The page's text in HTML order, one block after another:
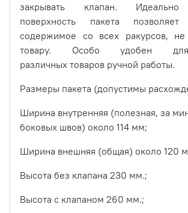
закрывать клапан. Идеально
поверхность пакета позволяет
содержимое со всех ракурсов,
товару. Особо удобен
различных товаров ручной работы.
Размеры пакета (допустимы
Ширина внутренняя (полезная, за
боковых швов) около 114 мм;
Ширина внешняя (общая) около 120
Высота без клапана 230 мм.;
Высота с клапаном 260 мм.;